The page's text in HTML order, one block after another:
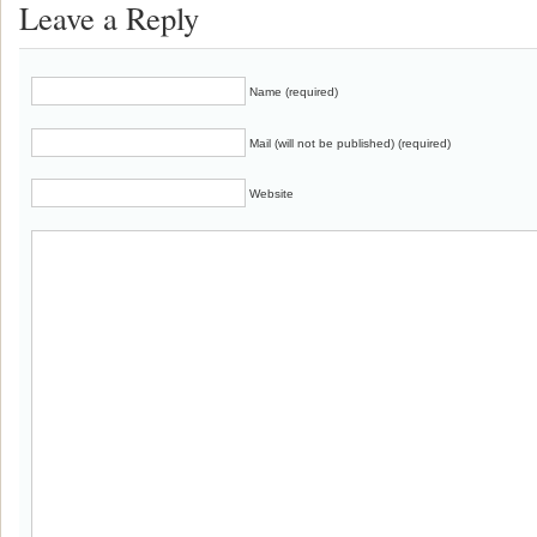
Leave a Reply
Name (required)
Mail (will not be published) (required)
Website